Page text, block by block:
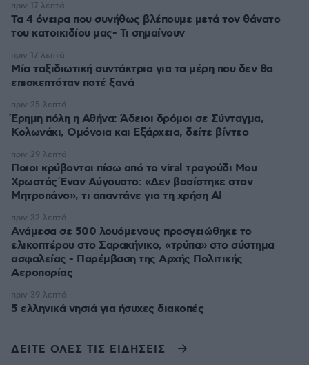
Τα 4 όνειρα που συνήθως βλέπουμε μετά τον θάνατο
του κατοικιδίου μας- Τι σημαίνουν
πριν 17 λεπτά
Μία ταξιδιωτική συντάκτρια για τα μέρη που δεν θα
επισκεπτόταν ποτέ ξανά
πριν 17 λεπτά
Έρημη πόλη η Αθήνα: Άδειοι δρόμοι σε Σύνταγμα,
Κολωνάκι, Ομόνοια και Εξάρχεια, δείτε βίντεο
πριν 25 λεπτά
Ποιοι κρύβονται πίσω από το viral τραγούδι Μου
Χρωστάς Έναν Αύγουστο: «Δεν βασίστηκε στον
Μητροπάνο», τι απαντάνε για τη χρήση AI
πριν 29 λεπτά
Ανάμεσα σε 500 λουόμενους προσγειώθηκε το
ελικοπτέρου στο Σαρακήνικο, «τρύπα» στο σύστημα
ασφαλείας - Παρέμβαση της Αρχής Πολιτικής
Αεροπορίας
πριν 32 λεπτά
5 ελληνικά νησιά για ήσυχες διακοπές
πριν 39 λεπτά
ΔΕΙΤΕ ΟΛΕΣ ΤΙΣ ΕΙΔΗΣΕΙΣ